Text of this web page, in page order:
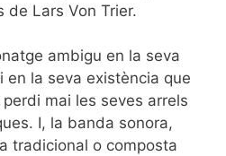
de Lars Von Trier.
ambigu en la seva
en la seva existència que
perdi mai les seves arrels
I, la banda sonora,
tradicional o composta